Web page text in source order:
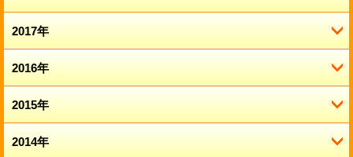
4月 (3)
3月 (2)
2月 (2)
1月 (5)
5月 (3)
3月 (2)
2月 (2)
1月 (2)
7月 (1)
6月 (1)
4月 (2)
3月 (1)
8月 (3)
7月 (3)
6月 (2)
5月 (3)
9月 (4)
8月 (7)
7月 (5)
6月 (7)
10月 (5)
9月 (7)
8月 (9)
7月 (10)
11月 (9)
10月 (13)
9月 (8)
8月 (7)
12月 (14)
11月 (12)
10月 (9)
9月 (7)
2017年
12月 (15)
11月 (14)
10月 (16)
2016年
12月 (15)
11月 (16)
2015年
12月 (19)
2014年